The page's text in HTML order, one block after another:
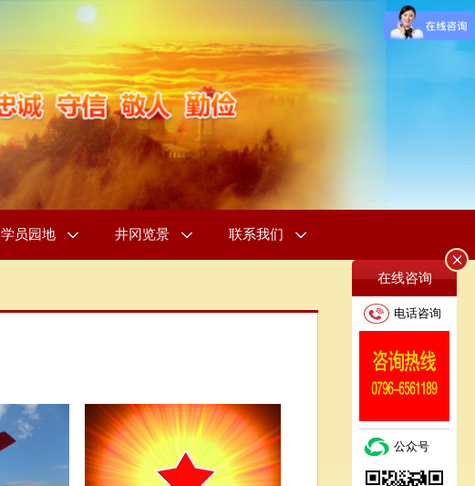
在线咨询
电话咨询
公众号
学员园地 井冈览景 联系我们